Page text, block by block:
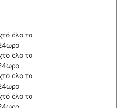
όλο το
όλο το
όλο το
όλο το